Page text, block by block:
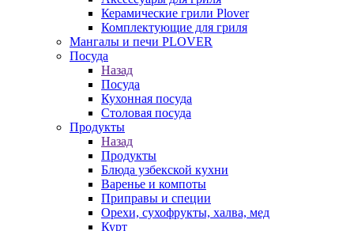
Керамические грили Plover
Комплектующие для гриля
Мангалы и печи PLOVER
Посуда
Назад
Посуда
Кухонная посуда
Столовая посуда
Продукты
Назад
Продукты
Блюда узбекской кухни
Варенье и компоты
Приправы и специи
Орехи, сухофрукты, халва, мед
Курт